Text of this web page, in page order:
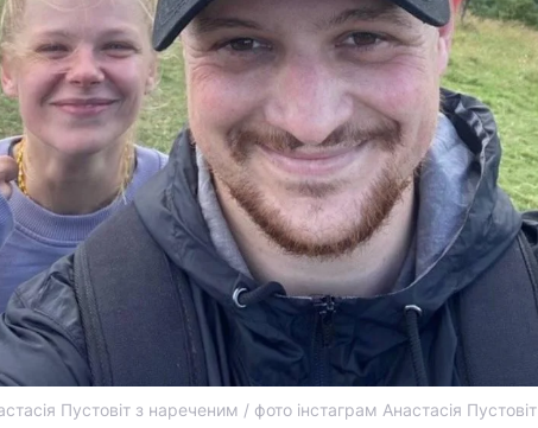
Пустовіт з нареченим / фото інстаграм Анастасія Пустовіт